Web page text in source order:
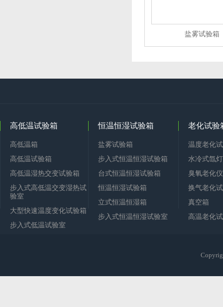
盐雾试验箱
高低温试验箱
高低温箱
高低温试验箱
高低温湿热交变试验箱
步入式高低温交变湿热试
验室
大型快速温度变化试验箱
步入式低温试验室
恒温恒湿试验箱
盐雾试验箱
步入式恒温恒湿试验箱
台式恒温恒湿试验箱
恒温恒湿试验箱
立式恒温恒湿箱
步入式恒温恒湿试验室
老化试验
温度老化
水冷式氙
臭氧老化仪
换气老化
真空箱
高温老化